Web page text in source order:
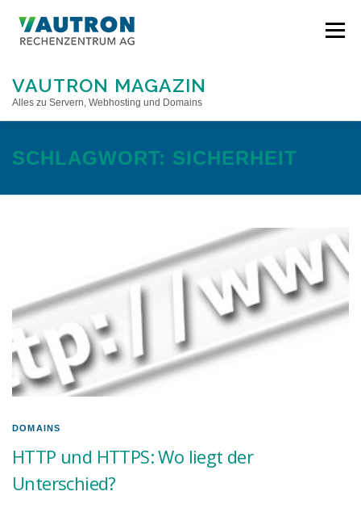
Inhalt
VAUTRON MAGAZIN
Alles zu Servern, Webhosting und Domains
Menü
STARTSEITE
SCHLAGWORT: SICHERHEIT
DOMAINS
HTTP und HTTPS: Wo liegt der
Unterschied?